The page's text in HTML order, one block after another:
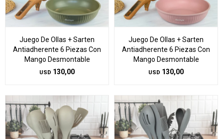
Juego De Ollas + Sarten
Antiadherente 6 Piezas Con
Mango Desmontable
USD 130,00
Juego De Ollas + Sarten
Antiadherente 6 Piezas Con
Mango Desmontable
USD 130,00